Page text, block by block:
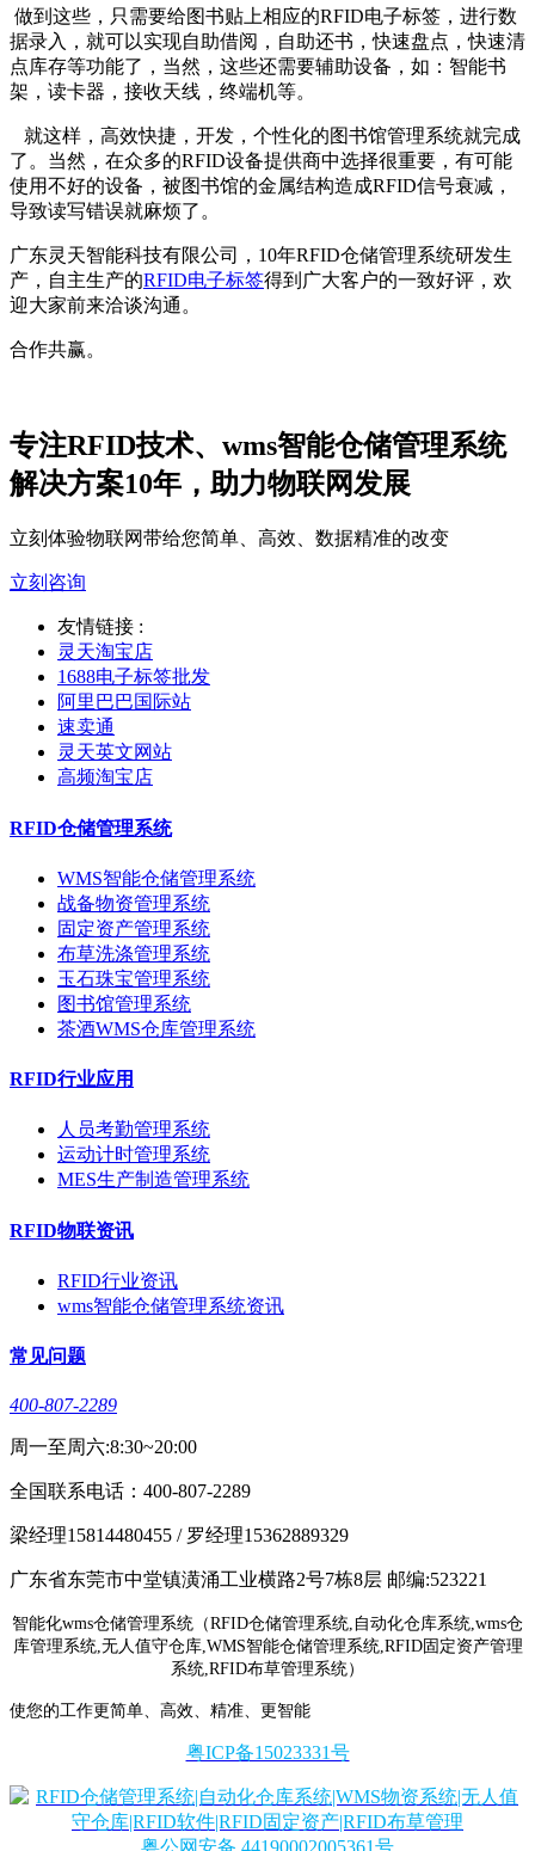
做到这些，只需要给图书贴上相应的RFID电子标签，进行数
据录入，就可以实现自助借阅，自助还书，快速盘点，快速清
点库存等功能了，当然，这些还需要辅助设备，如：智能书
架，读卡器，接收天线，终端机等。
就这样，高效快捷，开发，个性化的图书馆管理系统就完成
了。当然，在众多的RFID设备提供商中选择很重要，有可能
使用不好的设备，被图书馆的金属结构造成RFID信号衰减，
导致读写错误就麻烦了。
广东灵天智能科技有限公司，10年RFID仓储管理系统研发生
产，自主生产的RFID电子标签得到广大客户的一致好评，欢
迎大家前来洽谈沟通。
合作共赢。
专注RFID技术、wms智能仓储管理系统
解决方案10年，助力物联网发展
立刻体验物联网带给您简单、高效、数据精准的改变
立刻咨询
友情链接 :
灵天淘宝店
1688电子标签批发
阿里巴巴国际站
速卖通
灵天英文网站
高频淘宝店
RFID仓储管理系统
WMS智能仓储管理系统
战备物资管理系统
固定资产管理系统
布草洗涤管理系统
玉石珠宝管理系统
图书馆管理系统
茶酒WMS仓库管理系统
RFID行业应用
人员考勤管理系统
运动计时管理系统
MES生产制造管理系统
RFID物联资讯
RFID行业资讯
wms智能仓储管理系统资讯
常见问题
400-807-2289
周一至周六:8:30~20:00
全国联系电话：400-807-2289
梁经理15814480455 / 罗经理15362889329
广东省东莞市中堂镇潢涌工业横路2号7栋8层 邮编:523221
智能化wms仓储管理系统（RFID仓储管理系统,自动化仓库系统,wms仓
库管理系统,无人值守仓库,WMS智能仓储管理系统,RFID固定资产管理
系统,RFID布草管理系统）
使您的工作更简单、高效、精准、更智能
粤ICP备15023331号